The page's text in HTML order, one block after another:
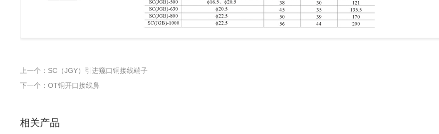
上一个：SC（JGY）引进窥口铜接线端子
下一个：OT铜开口接线鼻
相关产品